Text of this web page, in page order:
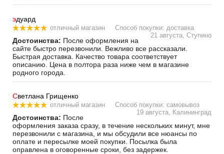
эдуард
отличный магазин
Способ покупки: доставка
21 августа, Ступино
Достоинства: После оформления на
сайте быстро перезвонили. Вежливо все рассказали.
Быстрая доставка. Качество товара соответствует
описанию. Цена в полтора раза ниже чем в магазине
родного города.
Светлана Грищенко
отличный магазин
Способ покупки: самовывоз
19 августа, Калининград
Достоинства: После
оформления заказа сразу, в течение нескольких минут, мне
перезвонили с магазина, и мы обсудили все нюансы по
оплате и пересылке моей покупки. Посылка была
оправлена в оговоренные сроки, без задержек.